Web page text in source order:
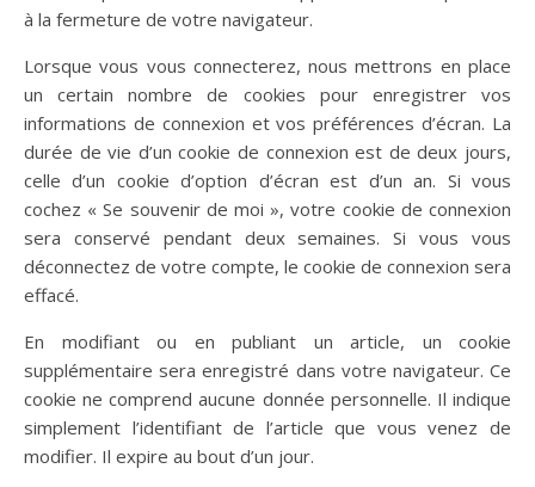
à la fermeture de votre navigateur.
Lorsque vous vous connecterez, nous mettrons en place
un certain nombre de cookies pour enregistrer vos
informations de connexion et vos préférences d’écran. La
durée de vie d’un cookie de connexion est de deux jours,
celle d’un cookie d’option d’écran est d’un an. Si vous
cochez « Se souvenir de moi », votre cookie de connexion
sera conservé pendant deux semaines. Si vous vous
déconnectez de votre compte, le cookie de connexion sera
effacé.
En modifiant ou en publiant un article, un cookie
supplémentaire sera enregistré dans votre navigateur. Ce
cookie ne comprend aucune donnée personnelle. Il indique
simplement l’identifiant de l’article que vous venez de
modifier. Il expire au bout d’un jour.